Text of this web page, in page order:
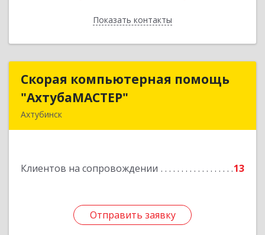
Показать контакты
Назад
Скорая компьютерная помощь
"АхтубаМАСТЕР"
Ахтубинск
Клиентов на сопровождении 13
Отправить заявку
Скорая компьютерная помощь
Подробнее
Отправить заявку